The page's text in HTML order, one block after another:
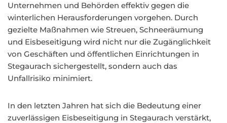
Unternehmen und Behörden effektiv gegen die
winterlichen Herausforderungen vorgehen. Durch
gezielte Maßnahmen wie Streuen, Schneeräumung
und Eisbeseitigung wird nicht nur die Zugänglichkeit
von Geschäften und öffentlichen Einrichtungen in
Stegaurach sichergestellt, sondern auch das
Unfallrisiko minimiert.
In den letzten Jahren hat sich die Bedeutung einer
zuverlässigen Eisbeseitigung in Stegaurach verstärkt,